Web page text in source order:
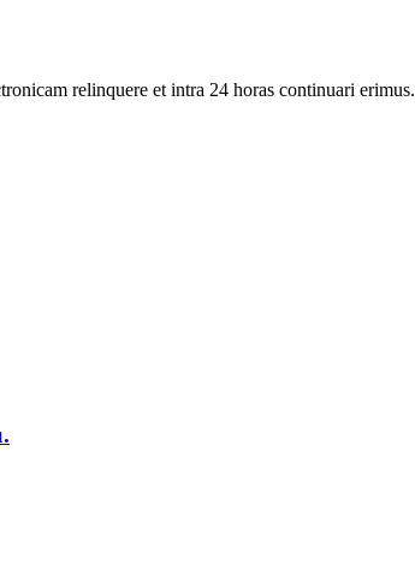
relinquere et intra 24 horas continuari erimus.